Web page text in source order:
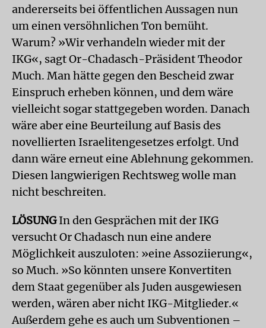
andererseits bei öffentlichen Aussagen nun
um einen versöhnlichen Ton bemüht.
Warum? »Wir verhandeln wieder mit der
IKG«, sagt Or-Chadasch-Präsident Theodor
Much. Man hätte gegen den Bescheid zwar
Einspruch erheben können, und dem wäre
vielleicht sogar stattgegeben worden. Danach
wäre aber eine Beurteilung auf Basis des
novellierten Israelitengesetzes erfolgt. Und
dann wäre erneut eine Ablehnung gekommen.
Diesen langwierigen Rechtsweg wolle man
nicht beschreiten.
LÖSUNGIn den Gesprächen mit der IKG
versucht Or Chadasch nun eine andere
Möglichkeit auszuloten: »eine Assoziierung«,
so Much. »So könnten unsere Konvertiten
dem Staat gegenüber als Juden ausgewiesen
werden, wären aber nicht IKG-Mitglieder.«
Außerdem gehe es auch um Subventionen –